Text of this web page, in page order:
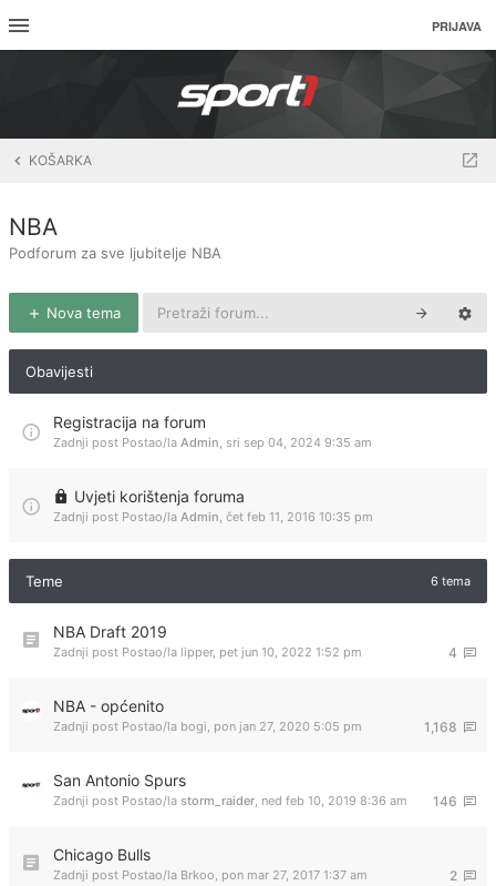
PRIJAVA
KOŠARKA
NBA
Podforum za sve ljubitelje NBA
Nova tema
Obavijesti
Registracija na forum
Zadnji post Postao/la Admin, sri sep 04, 2024 9:35 am
Uvjeti korištenja foruma
Zadnji post Postao/la Admin, čet feb 11, 2016 10:35 pm
Teme 6 tema
NBA Draft 2019
4
Zadnji post Postao/la lipper, pet jun 10, 2022 1:52 pm
NBA - općenito
1,168
Zadnji post Postao/la bogi, pon jan 27, 2020 5:05 pm
San Antonio Spurs
146
Zadnji post Postao/la storm_raider, ned feb 10, 2019 8:36 am
Chicago Bulls
2
Zadnji post Postao/la Brkoo, pon mar 27, 2017 1:37 am